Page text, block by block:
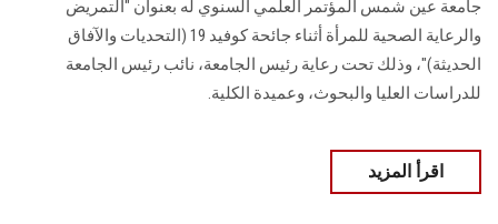
جامعة عين شمس المؤتمر العلمي السنوي له بعنوان "التمريض
والرعاية الصحية للمرأة أثناء جائحة كوفيد 19 (التحديات والآفاق
الحديثة)"، وذلك تحت رعاية رئيس الجامعة، نائب رئيس الجامعة
للدراسات العليا والبحوث، وعميدة الكلية.
اقرأ المزيد